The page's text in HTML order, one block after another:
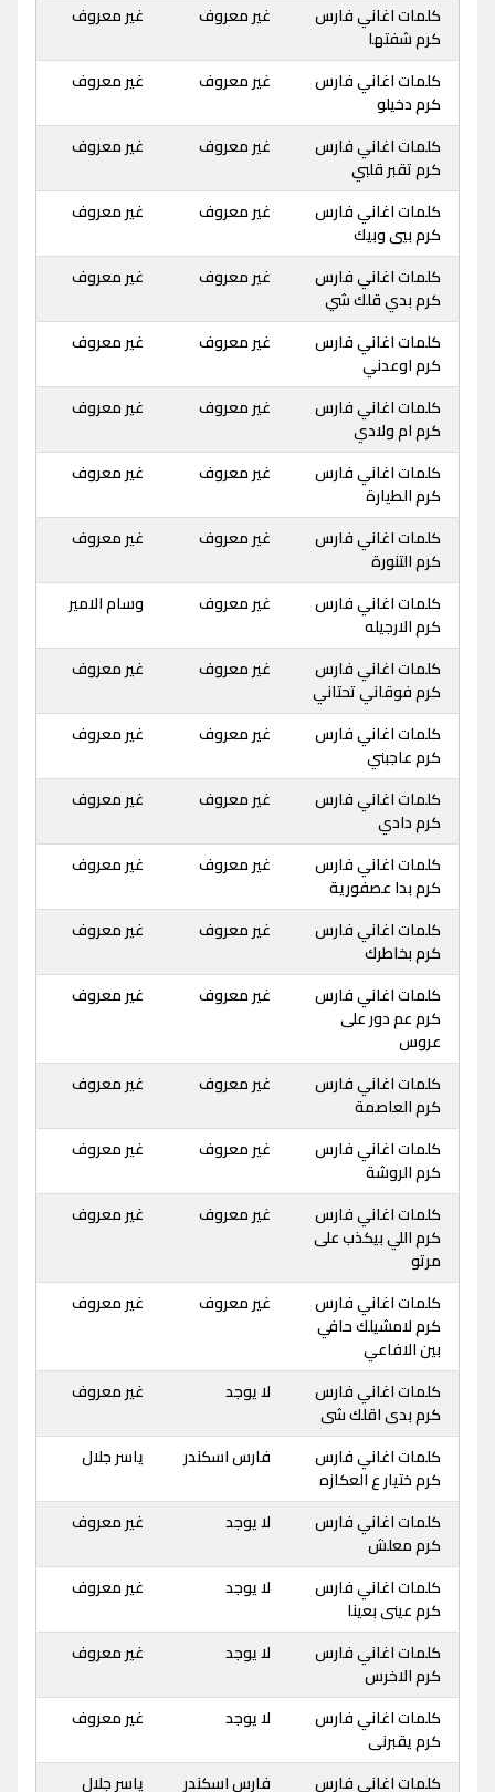
كلمات اغاني فارس
كرم شفتها
غير معروف غير معروف
كلمات اغاني فارس
كرم دخيلو
غير معروف غير معروف
كلمات اغاني فارس
كرم تقبر قلبي
غير معروف غير معروف
كلمات اغاني فارس
كرم بيي وبيك
غير معروف غير معروف
كلمات اغاني فارس
كرم بدي قلك شي
غير معروف غير معروف
كلمات اغاني فارس
كرم اوعدني
غير معروف غير معروف
كلمات اغاني فارس
كرم ام ولادي
غير معروف غير معروف
كلمات اغاني فارس
كرم الطيارة
غير معروف غير معروف
كلمات اغاني فارس
كرم التنورة
غير معروف غير معروف
كلمات اغاني فارس
كرم الارجيله
غير معروف وسام الامير
كلمات اغاني فارس
كرم فوقاني تحتاني
غير معروف غير معروف
كلمات اغاني فارس
كرم عاجبني
غير معروف غير معروف
كلمات اغاني فارس
كرم دادي
غير معروف غير معروف
كلمات اغاني فارس
كرم بدا عصفورية
غير معروف غير معروف
كلمات اغاني فارس
كرم بخاطرك
غير معروف غير معروف
كلمات اغاني فارس
كرم عم دور على
عروس
غير معروف غير معروف
كلمات اغاني فارس
كرم العاصمة
غير معروف غير معروف
كلمات اغاني فارس
كرم الروشة
غير معروف غير معروف
كلمات اغاني فارس
كرم اللي بيكذب على
مرتو
غير معروف غير معروف
كلمات اغاني فارس
كرم لامشيلك حافي
بين الافاعي
غير معروف غير معروف
كلمات اغاني فارس
كرم بدى اقلك شى
لا يوجد غير معروف
كلمات اغاني فارس
كرم ختيار ع العكازه
فارس اسكندر ياسر جلال
كلمات اغاني فارس
كرم معلش
لا يوجد غير معروف
كلمات اغاني فارس
كرم عينى بعينا
لا يوجد غير معروف
كلمات اغاني فارس
كرم الاخرس
لا يوجد غير معروف
كلمات اغاني فارس
كرم يقبرنى
لا يوجد غير معروف
كلمات اغاني فارس فارس اسكندر ياسر جلال